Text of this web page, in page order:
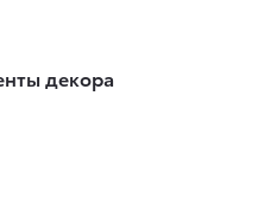
декора